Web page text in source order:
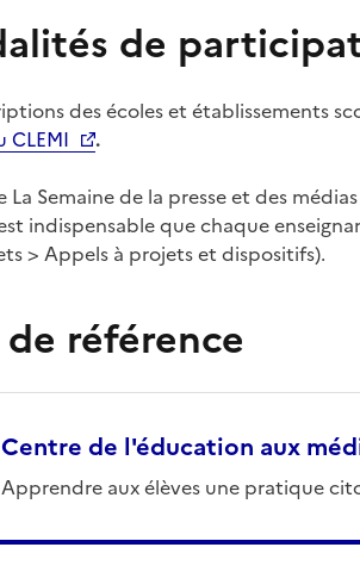
de
des écoles et établissements
CLEMI
.
La Semaine de la presse et des
indispensable que chaque
> Appels à projets et dispositifs).
référence
Centre de l'éducation aux
Apprendre aux élèves une pratique